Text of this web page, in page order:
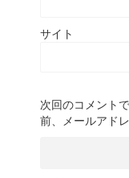
サイト
次回のコメント
前、メールアド